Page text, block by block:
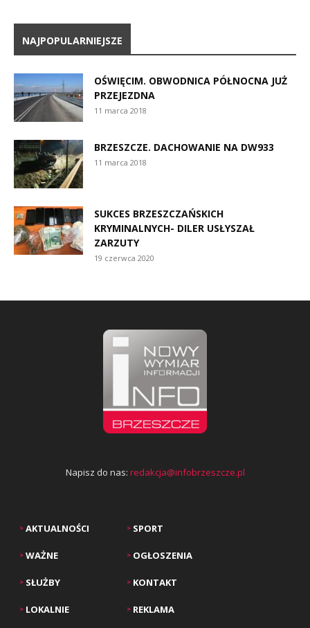
NAJPOPULARNIEJSZE
OŚWIĘCIM. OBWODNICA PÓŁNOCNA JUŻ
PRZEJEZDNA
11 marca 2018
BRZESZCZE. DACHOWANIE NA DW933
11 marca 2018
SUKCES BRZESZCZAŃSKICH
KRYMINALNYCH- DILER USŁYSZAŁ
ZARZUTY
19 czerwca 2020
Napisz do nas: redakcja@infobrzeszcze.pl
> AKTUALNOŚCI
> WAŻNE
> SŁUŻBY
> LOKALNIE
> SPORT
> OGŁOSZENIA
> KONTAKT
> REKLAMA